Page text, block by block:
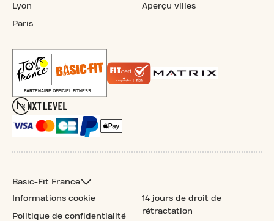
Lyon
Paris
Aperçu villes
Basic-Fit France
Informations cookie
Politique de confidentialité
14 jours de droit de
rétractation